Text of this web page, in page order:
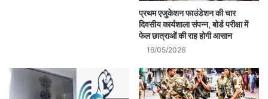
प्रथम एजुकेशन फाउंडेशन की चार
दिवसीय कार्यशाला संपन्न, बोर्ड परीक्षा में
फेल छात्राओं की राह होगी आसान
16/05/2026